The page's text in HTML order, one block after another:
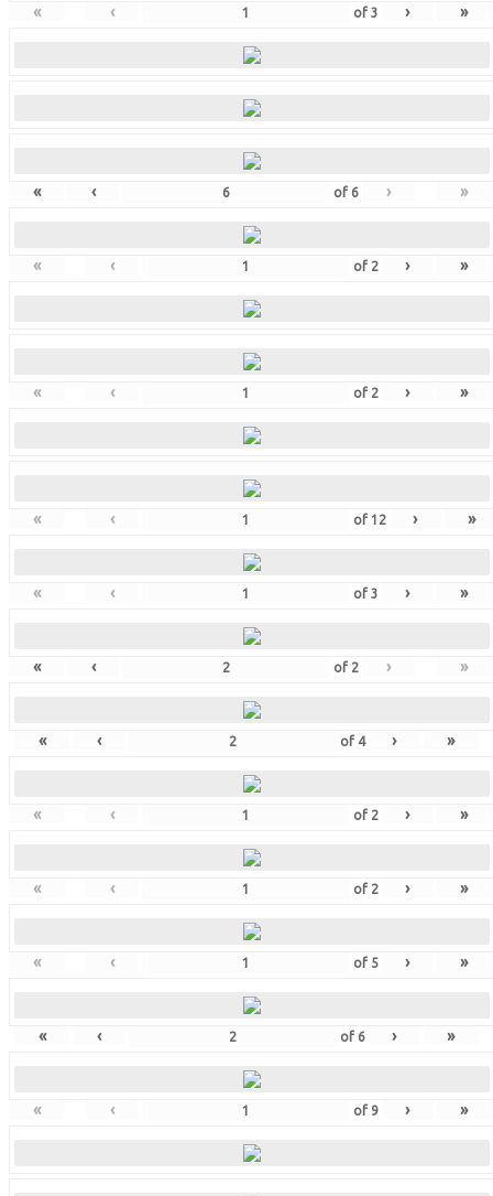
« ‹ of 3 › »
« ‹ of 6 › »
« ‹ of 2 › »
« ‹ of 2 › »
« ‹ of 12 › »
« ‹ of 3 › »
« ‹ of 2 › »
« ‹ of 4 › »
« ‹ of 2 › »
« ‹ of 2 › »
« ‹ of 5 › »
« ‹ of 6 › »
« ‹ of 9 › »